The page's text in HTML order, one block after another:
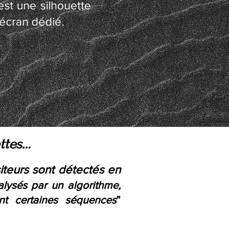
une silhouette
dédié.
sont détectés en
par un algorithme,
certaines séquences”